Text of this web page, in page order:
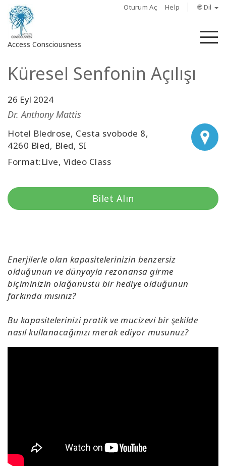
Oturum Aç Help 🌐 Dil
Access Consciousness
Hesabınızda
açın
Access
Sınıflar
Shop
More
Mutluluğunuzu
Açın
Küresel Senfonin Açılışı
26 Eyl 2024
Dr. Anthony Mattis
Hotel Bledrose, Cesta svobode 8,
4260 Bled, Bled, SI
Format:Live, Video Class
Bilet Alın
Enerjilerle olan kapasitelerinizin benzersiz
olduğunun ve dünyayla rezonansa girme
biçiminizin olağanüstü bir hediye olduğunun
farkında mısınız?
Bu kapasitelerinizi pratik ve mucizevi bir şekilde
nasıl kullanacağınızı merak ediyor musunuz?